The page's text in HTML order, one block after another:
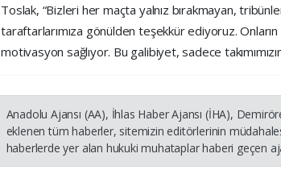
Toslak, “Bizleri her maçta yalnız bırakmayan,
taraftarlarımıza gönülden teşekkür ediyoruz.
motivasyon sağlıyor. Bu galibiyet, sadece
Anadolu Ajansı (AA), İhlas Haber Ajansı (İHA),
eklenen tüm haberler, sitemizin editörlerinin
haberlerde yer alan hukuki muhataplar haberi geçen